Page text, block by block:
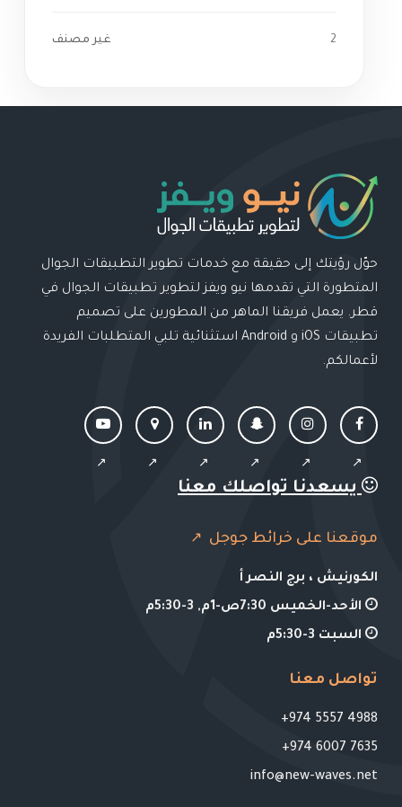
غير مصنف 2
حوّل رؤيتك إلى حقيقة مع خدمات تطوير التطبيقات الجوال
المتطورة التي تقدمها نيو ويفز لتطوير تطبيقات الجوال في
قطر. يعمل فريقنا الماهر من المطورين على تصميم
تطبيقات iOS و Android استثنائية تلبي المتطلبات الفريدة
لأعمالكم.
يسعدنا تواصلك معنا
موقعنا على خرائط جوجل
الكورنيش ، برج النصر أ
الأحد-الخميس 7:30ص-1م, 3-5:30م
السبت 3-5:30م
تواصل معنا
4988 5557 974+
7635 6007 974+
info@new-waves.net